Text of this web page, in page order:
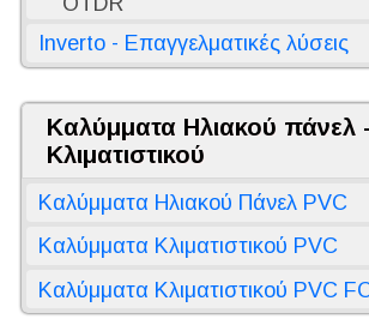
Inverto - Επαγγελματικές λύσεις
Καλύμματα Ηλιακού πάνελ -
Κλιματιστικού
Καλύμματα Ηλιακού Πάνελ PVC
Καλύμματα Κλιματιστικού PVC
Καλύμματα Κλιματιστικού PVC